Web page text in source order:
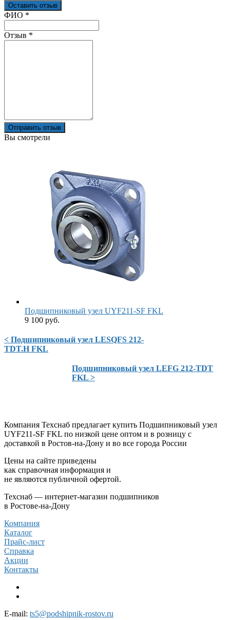
Оставить отзыв
Ваш отзыв был отправлен!
ФИО *
Отзыв *
Отправить отзыв
Вы смотрели
Подшипниковый узел UYF211-SF FKL
9 100 руб.
< Подшипниковый узел LESQFS 212-
TDT.H FKL
Подшипниковый узел LEFG 212-TDT
FKL >
Компания Техснаб предлагает купить Подшипниковый узел
UYF211-SF FKL по низкой цене оптом и в розницу с
доставкой в Ростов-на-Дону и во все города России
Цены на сайте приведены
как справочная информация и
не являются публичной офертой.
Техснаб — интернет-магазин подшипников
в Ростове-на-Дону
Компания
Каталог
Прайс-лист
Справка
Акции
Контакты
E-mail: ts5@podshipnik-rostov.ru